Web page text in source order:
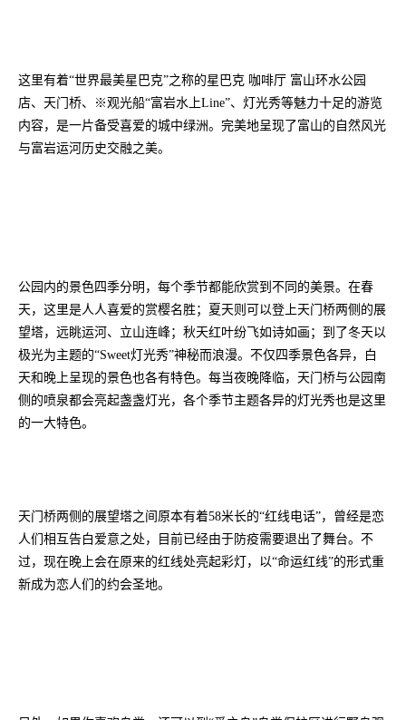
这里有着“世界最美星巴克”之称的星巴克 咖啡厅 富山环水公园
店、天门桥、※观光船“富岩水上Line”、灯光秀等魅力十足的游览
内容，是一片备受喜爱的城中绿洲。完美地呈现了富山的自然风光
与富岩运河历史交融之美。
公园内的景色四季分明，每个季节都能欣赏到不同的美景。在春
天，这里是人人喜爱的赏樱名胜；夏天则可以登上天门桥两侧的展
望塔，远眺运河、立山连峰；秋天红叶纷飞如诗如画；到了冬天以
极光为主题的“Sweet灯光秀”神秘而浪漫。不仅四季景色各异，白
天和晚上呈现的景色也各有特色。每当夜晚降临，天门桥与公园南
侧的喷泉都会亮起盏盏灯光，各个季节主题各异的灯光秀也是这里
的一大特色。
天门桥两侧的展望塔之间原本有着58米长的“红线电话”，曾经是恋
人们相互告白爱意之处，目前已经由于防疫需要退出了舞台。不
过，现在晚上会在原来的红线处亮起彩灯，以“命运红线”的形式重
新成为恋人们的约会圣地。